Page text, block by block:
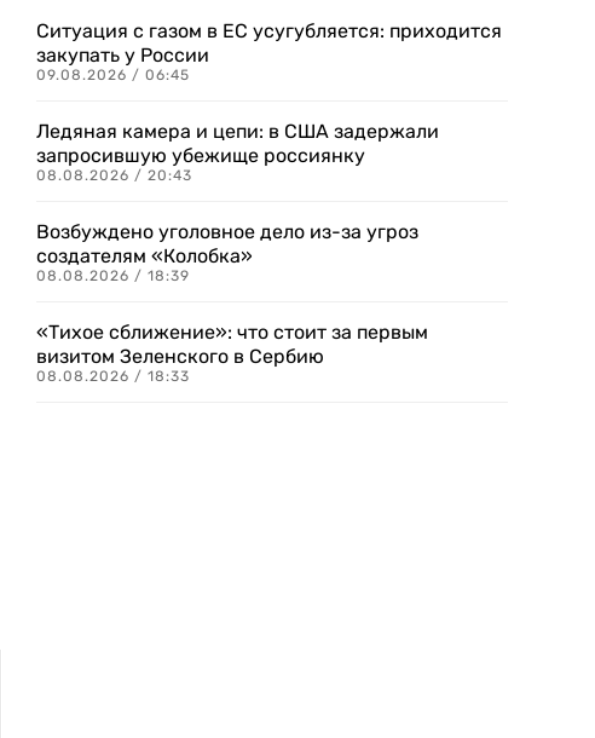
Ситуация с газом в ЕС усугубляется: приходится
закупать у России
09.08.2026 / 06:45
Ледяная камера и цепи: в США задержали
запросившую убежище россиянку
08.08.2026 / 20:43
Возбуждено уголовное дело из-за угроз
создателям «Колобка»
08.08.2026 / 18:39
«Тихое сближение»: что стоит за первым
визитом Зеленского в Сербию
08.08.2026 / 18:33